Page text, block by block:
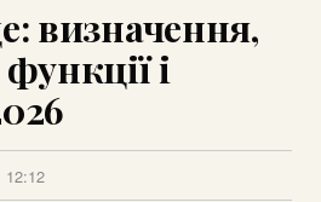
визначення,
і
12:12